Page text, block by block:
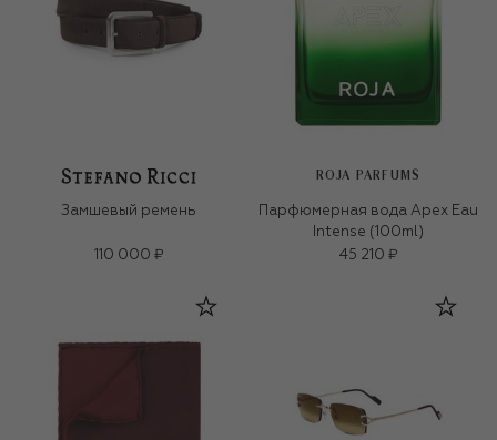
Замшевый ремень
110 000 ₽
ROJA PARFUMS
Парфюмерная вода Apex Eau
Intense (100ml)
45 210 ₽